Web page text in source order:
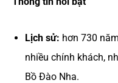
Lịch sử: hơn 730
nhiều chính khách,
Bồ Đào Nha.